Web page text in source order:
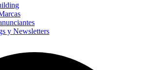
y Newsletters